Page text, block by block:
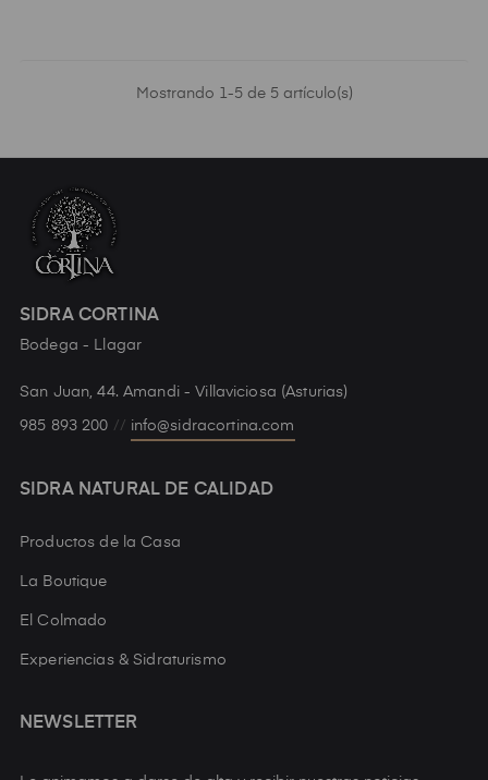
Mostrando 1-5 de 5 artículo(s)
SIDRA CORTINA
Bodega - Llagar
San Juan, 44. Amandi - Villaviciosa (Asturias)
985 893 200 // info@sidracortina.com
SIDRA NATURAL DE CALIDAD
Productos de la Casa
La Boutique
El Colmado
Experiencias & Sidraturismo
NEWSLETTER